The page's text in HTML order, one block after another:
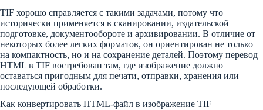
TIF хорошо справляется с такими задачами, потому что
исторически применяется в сканировании, издательской
подготовке, документообороте и архивировании. В отличие от
некоторых более легких форматов, он ориентирован не только
на компактность, но и на сохранение деталей. Поэтому перевод
HTML в TIF востребован там, где изображение должно
оставаться пригодным для печати, отправки, хранения или
последующей обработки.
Как конвертировать HTML-файл в изображение TIF